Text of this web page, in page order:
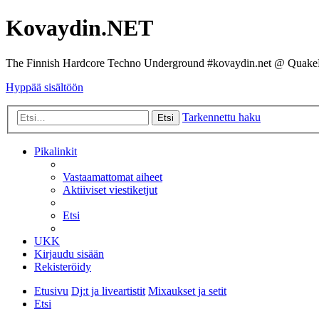
Kovaydin.NET
The Finnish Hardcore Techno Underground #kovaydin.net @
Hyppää sisältöön
Etsi Tarkennettu haku
Pikalinkit
Vastaamattomat aiheet
Aktiiviset viestiketjut
Etsi
UKK
Kirjaudu sisään
Rekisteröidy
Etusivu Dj:t ja liveartistit Mixaukset ja setit
Etsi